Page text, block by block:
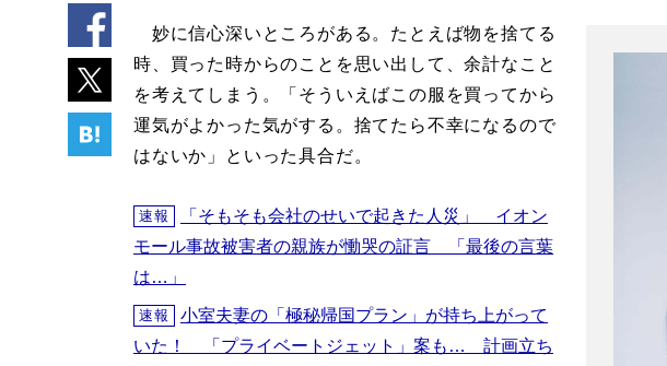
妙に信心深いところがある。たとえば物を捨てる
時、買った時からのことを思い出して、余計なこと
を考えてしまう。「そういえばこの服を買ってから
運気がよかった気がする。捨てたら不幸になるので
はないか」といった具合だ。
速報
「そもそも会社のせいで起きた人災」 イオン
モール事故被害者の親族が慟哭の証言 「最後の言葉
は…」
速報
小室夫妻の「極秘帰国プラン」が持ち上がって
いた！ 「プライベートジェット」案も… 計画立ち